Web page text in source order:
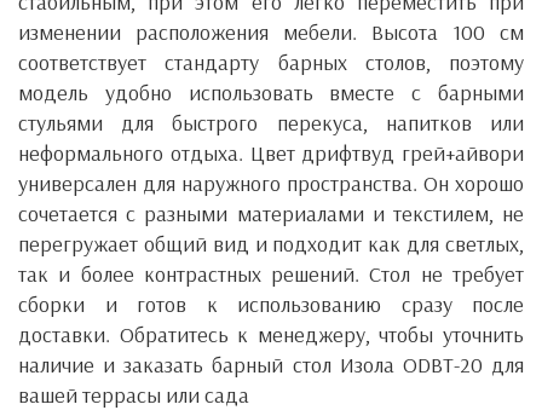
изменении расположения мебели. Высота 100 см
соответствует стандарту барных столов, поэтому
модель удобно использовать вместе с барными
стульями для быстрого перекуса, напитков или
неформального отдыха. Цвет дрифтвуд грей+айвори
универсален для наружного пространства. Он хорошо
сочетается с разными материалами и текстилем, не
перегружает общий вид и подходит как для светлых,
так и более контрастных решений.Стол не требует
сборки и готов к использованию сразу после
доставки. Обратитесь к менеджеру, чтобы уточнить
наличие и заказать барный стол Изола ODBT-20 для
вашей террасы или сада